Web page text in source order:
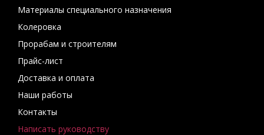
Материалы специального назначения
Колеровка
Прорабам и строителям
Прайс-лист
Доставка и оплата
Наши работы
Контакты
Написать руководству